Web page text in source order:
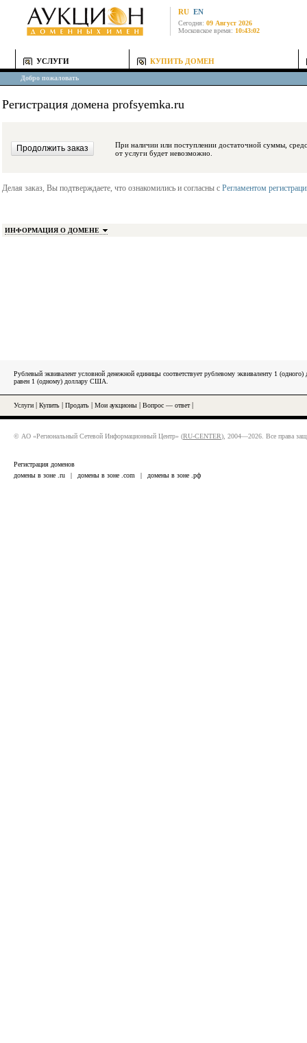
RU EN
Сегодня: 09 Август 2026
Московское время: 10:43:02
УСЛУГИ КУПИТЬ ДОМЕН
Добро пожаловать
Регистрация домена profsyemka.ru
При наличии или поступлении достаточной суммы, средства будут
от услуги будет невозможно.
Делая заказ, Вы подтверждаете, что ознакомились и согласны с Регламентом
ИНФОРМАЦИЯ О ДОМЕНЕ
Рублевый эквивалент условной денежной единицы соответствует рублевому эквиваленту 1
равен 1 (одному) доллару США.
Услуги Купить Продать Мои аукционы Вопрос — ответ|
© АО «Региональный Сетевой Информационный Центр» (RU-CENTER), 2004—2026. Все права
Регистрация доменов
домены в зоне .ru
| домены в зоне .com | домены в зоне .рф